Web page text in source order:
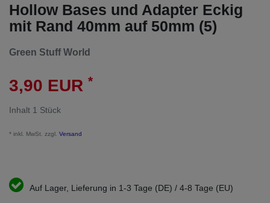
Hollow Bases und Adapter Eckig
mit Rand 40mm auf 50mm (5)
Green Stuff World
3,90 EUR *
Inhalt 1 Stück
* inkl. MwSt. zzgl. Versand
Auf Lager, Lieferung in 1-3 Tage (DE) / 4-8 Tage (EU)